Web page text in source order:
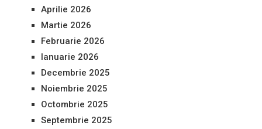
Aprilie 2026
Martie 2026
Februarie 2026
Ianuarie 2026
Decembrie 2025
Noiembrie 2025
Octombrie 2025
Septembrie 2025